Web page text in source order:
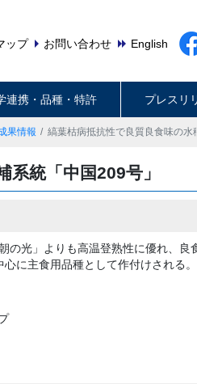
ップ お問い合わせ English
連携・品種・特許 プレスリ
果情報 縞葉枯病抵抗性で良質良食味の水
統「中国209号」
の光」よりも高温登熟性に優れ、良
に主食用品種として作付けされる。